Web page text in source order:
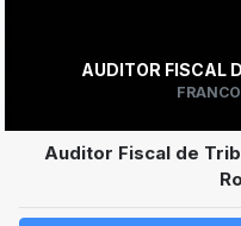
AUDITOR FISCAL
Auditor Fiscal de